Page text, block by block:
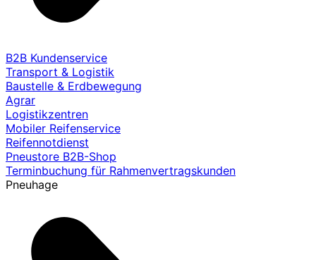
B2B Kundenservice
Transport & Logistik
Baustelle & Erdbewegung
Agrar
Logistikzentren
Mobiler Reifenservice
Reifennotdienst
Pneustore B2B-Shop
Terminbuchung für Rahmenvertragskunden
Pneuhage